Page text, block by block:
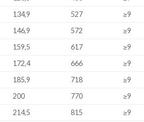
134,9 527
≥9
146,9 572
≥9
159,5 617
≥9
172,4 666
≥9
185,9 718
≥9
200 770
≥9
214,5 815
≥9